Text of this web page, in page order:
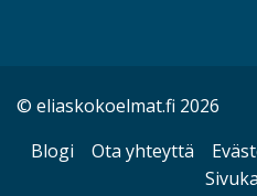
© eliaskokoelmat.fi 2026
Blogi
Ota yhteyttä